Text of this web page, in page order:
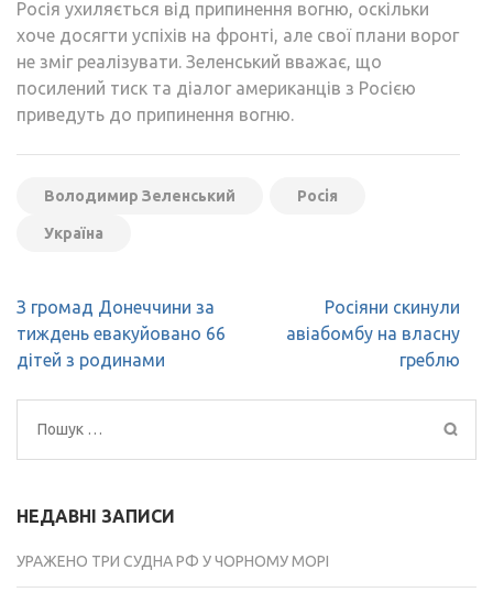
Росія ухиляється від припинення вогню, оскільки
хоче досягти успіхів на фронті, але свої плани ворог
не зміг реалізувати. Зеленський вважає, що
посилений тиск та діалог американців з Росією
приведуть до припинення вогню.
Володимир Зеленський Росія
Україна
Навігація
записів
З громад Донеччини за
тиждень евакуйовано 66
дітей з родинами
Росіяни скинули
авіабомбу на власну
греблю
Пошук:
НЕДАВНІ ЗАПИСИ
УРАЖЕНО ТРИ СУДНА РФ У ЧОРНОМУ МОРІ